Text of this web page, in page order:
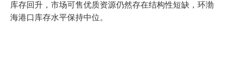
新能源
库存回升，市场可售优质资源仍然存在结构性短缺，环渤
海港口库存水平保持中位。